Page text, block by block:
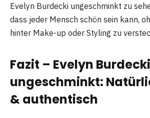
Evelyn Burdecki ungeschminkt zu
dass jeder Mensch schön sein kann,
hinter Make-up oder Styling zu
Fazit – Evelyn Burdecki
ungeschminkt:
& authentisch